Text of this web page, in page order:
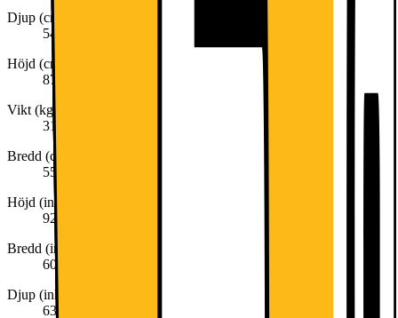
Djup (cm)
54.9
Höjd (cm)
87.3
Vikt (kg)
31.9
Bredd (cm)
55.6
Höjd (inkl. emballage)
92,5 cm
Bredd (inkl. emballage)
60,2 cm
Djup (inkl. emballage)
63,0 cm